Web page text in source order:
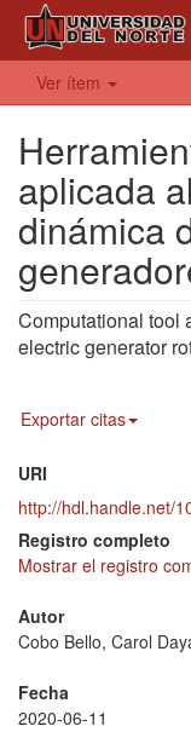
Ver ítem
aplicada
dinámica
Computational tool
electric generator
Exportar citas
URI
http://hdl.handle.net/
Registro completo
Mostrar el registro
Autor
Cobo Bello, Carol
Fecha
2020-06-11